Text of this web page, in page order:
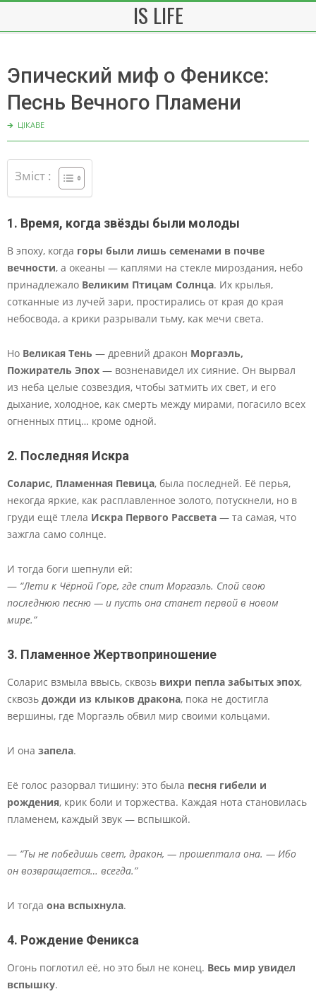
IS LIFE
Эпический миф о Фениксе:
Песнь Вечного Пламени
🡲 ЦІКАВЕ
Зміст :
1. Время, когда звёзды были молоды
В эпоху, когда горы были лишь семенами в почве
вечности, а океаны — каплями на стекле мироздания, небо
принадлежало Великим Птицам Солнца. Их крылья,
сотканные из лучей зари, простирались от края до края
небосвода, а крики разрывали тьму, как мечи света.
Но Великая Тень — древний дракон Моргаэль,
Пожиратель Эпох — возненавидел их сияние. Он вырвал
из неба целые созвездия, чтобы затмить их свет, и его
дыхание, холодное, как смерть между мирами, погасило всех
огненных птиц… кроме одной.
2. Последняя Искра
Соларис, Пламенная Певица, была последней. Её перья,
некогда яркие, как расплавленное золото, потускнели, но в
груди ещё тлела Искра Первого Рассвета — та самая, что
зажгла само солнце.
И тогда боги шепнули ей:
— “Лети к Чёрной Горе, где спит Моргаэль. Спой свою
последнюю песню — и пусть она станет первой в новом
мире.”
3. Пламенное Жертвоприношение
Соларис взмыла ввысь, сквозь вихри пепла забытых эпох,
сквозь дожди из клыков дракона, пока не достигла
вершины, где Моргаэль обвил мир своими кольцами.
И она запела.
Её голос разорвал тишину: это была песня гибели и
рождения, крик боли и торжества. Каждая нота становилась
пламенем, каждый звук — вспышкой.
— “Ты не победишь свет, дракон, — прошептала она. — Ибо
он возвращается… всегда.”
И тогда она вспыхнула.
4. Рождение Феникса
Огонь поглотил её, но это был не конец. Весь мир увидел
вспышку.